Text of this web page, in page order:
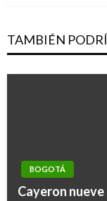
TAMBIÉN
BOGOTÁ
Cayeron nueve